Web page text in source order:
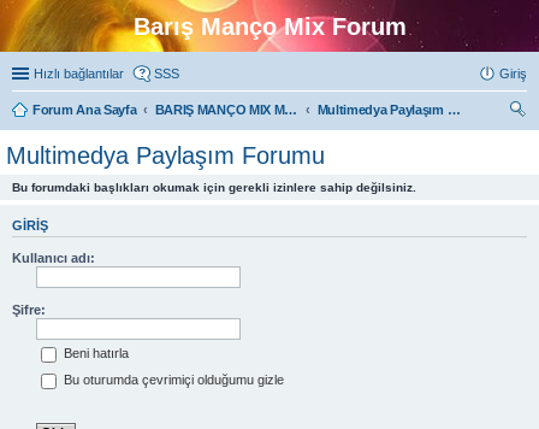
Barış Manço Mix Forum
Hızlı bağlantılar SSS Giriş
Forum Ana Sayfa BARIŞ MANÇO MIX MULTIMEDYA FORUMLARI
Multimedya Paylaşım Forumu
Multimedya Paylaşım Forumu
Bu forumdaki başlıkları okumak için gerekli izinlere sahip değilsiniz.
GIRIŞ
Kullanıcı adı:
Şifre:
Beni hatırla
Bu oturumda çevrimiçi olduğumu gizle